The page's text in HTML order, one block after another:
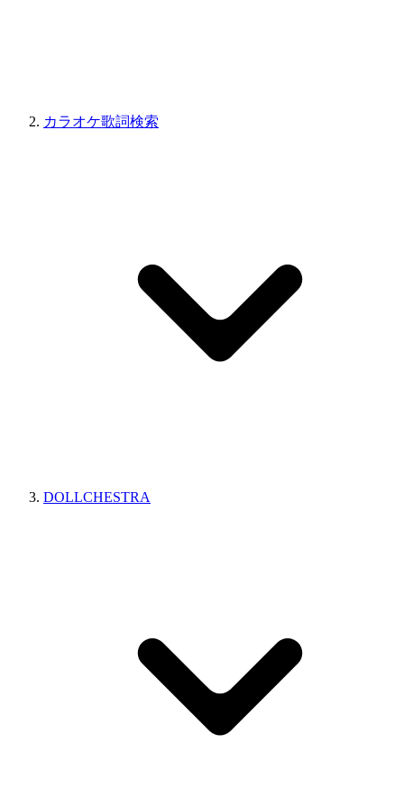
カラオケ歌詞検索
DOLLCHESTRA